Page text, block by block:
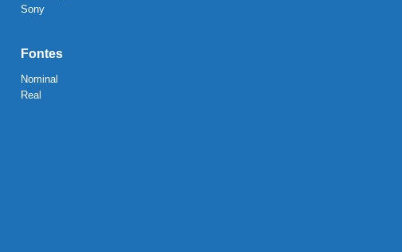
Sony
Fontes
Nominal
Real